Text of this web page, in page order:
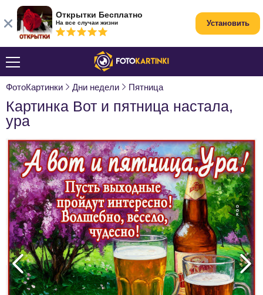
ФотоКартинки Дни недели Пятница
Картинка Вот и пятница настала,
ура
Открытки Бесплатно
На все случаи жизни Установить